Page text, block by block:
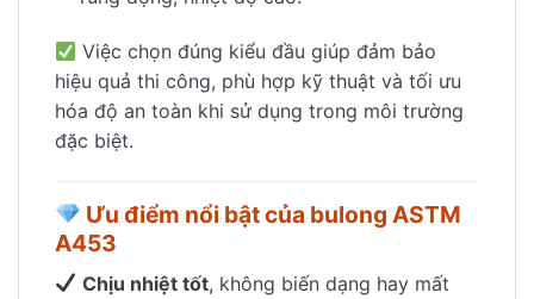
Việc chọn đúng kiểu đầu giúp đảm bảo
hiệu quả thi công, phù hợp kỹ thuật và tối ưu
hóa độ an toàn khi sử dụng trong môi trường
đặc biệt.
Ưu điểm nổi bật của bulong ASTM
A453
Chịu nhiệt tốt, không biến dạng hay mất